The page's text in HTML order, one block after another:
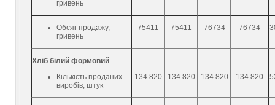
гривень
Обсяг продажу,
гривень
75411 75411 76734 76734
Хліб білий формовий
Кількість проданих
виробів, штук
134 820 134 820 134 820 134 820